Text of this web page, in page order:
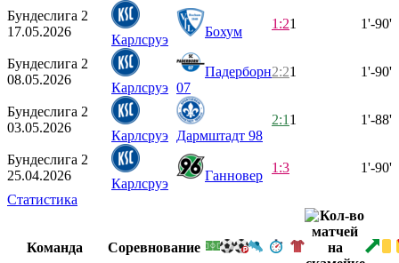
Бундеслига 2
17.05.2026
Карлсруэ
Бохум
1:21 1'-90'
Бундеслига 2
08.05.2026
Карлсруэ
Падерборн
07
2:21 1'-90'
Бундеслига 2
03.05.2026
Карлсруэ Дармштадт 98
2:1 1 1'-88'
Бундеслига 2
25.04.2026
Карлсруэ
Ганновер
1:3 1'-90'
Статистика
Команда Соревнование